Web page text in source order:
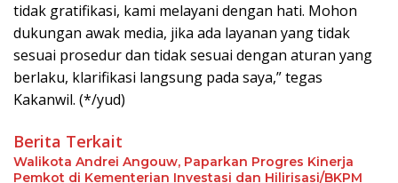
tidak gratifikasi, kami melayani dengan hati. Mohon
dukungan awak media, jika ada layanan yang tidak
sesuai prosedur dan tidak sesuai dengan aturan yang
berlaku, klarifikasi langsung pada saya,” tegas
Kakanwil. (*/yud)
Berita Terkait
Walikota Andrei Angouw, Paparkan Progres Kinerja
Pemkot di Kementerian Investasi dan Hilirisasi/BKPM